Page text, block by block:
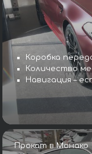
Коробка
Количество
Навигация –
Прокат в Монако